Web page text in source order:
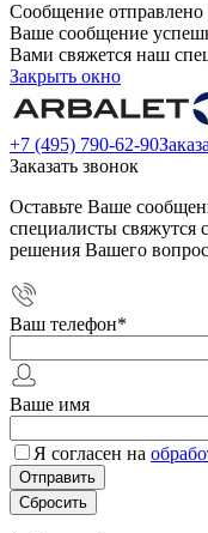
Сообщение отправлено
Ваше сообщение
Вами свяжется наш
Закрыть окно
+7 (495) 790-62-90
Заказать звонок
Оставьте Ваше
специалисты свяжутся
решения Вашего
Ваш телефон*
Ваше имя
Я согласен на